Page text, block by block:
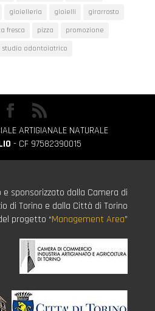
gioielleria gioielli
girarrosto
fresca pizza
promozione
studio odontoiatrico
ARTIGIANALE NATURALE
- CF 97582390015
sponsorizzato dalla Camera di
di Torino e dalla Città di Torino
progetto “Management Area”